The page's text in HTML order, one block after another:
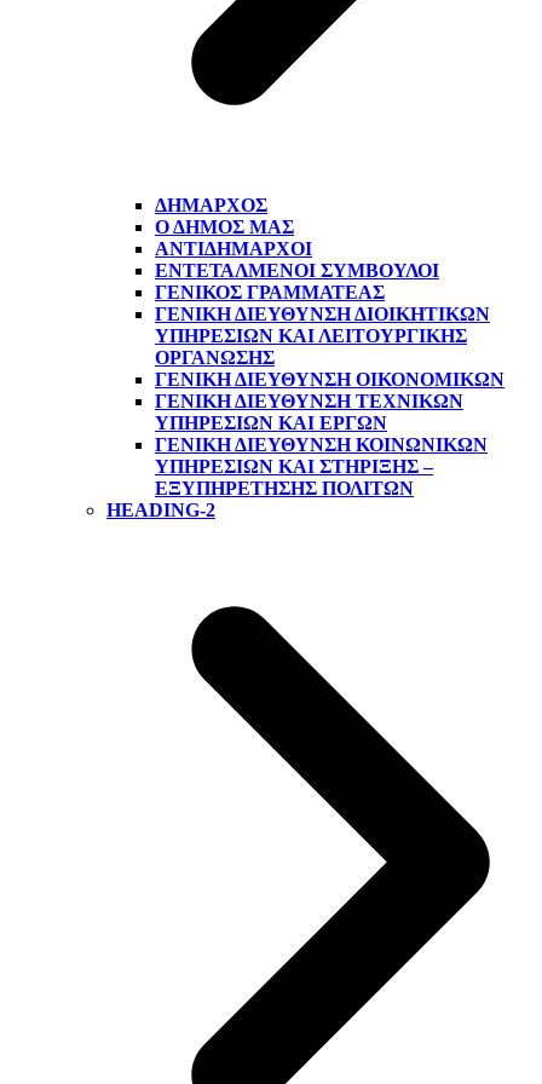
ΔΉΜΑΡΧΟΣ
Ο ΔΗΜΟΣ ΜΑΣ
ΑΝΤΙΔΉΜΑΡΧΟΙ
ΕΝΤΕΤΑΛΜΈΝΟΙ ΣΎΜΒΟΥΛΟΙ
ΓΕΝΙΚΌΣ ΓΡΑΜΜΑΤΈΑΣ
ΓΕΝΙΚΉ ΔΙΕΎΘΥΝΣΗ ΔΙΟΙΚΗΤΙΚΏΝ
ΥΠΗΡΕΣΙΏΝ ΚΑΙ ΛΕΙΤΟΥΡΓΙΚΉΣ
ΟΡΓΆΝΩΣΗΣ
ΓΕΝΙΚΉ ΔΙΕΎΘΥΝΣΗ ΟΙΚΟΝΟΜΙΚΏΝ
ΓΕΝΙΚΉ ΔΙΕΎΘΥΝΣΗ ΤΕΧΝΙΚΏΝ
ΥΠΗΡΕΣΙΏΝ ΚΑΙ ΈΡΓΩΝ
ΓΕΝΙΚΉ ΔΙΕΎΘΥΝΣΗ ΚΟΙΝΩΝΙΚΏΝ
ΥΠΗΡΕΣΙΏΝ ΚΑΙ ΣΤΉΡΙΞΗΣ –
ΕΞΥΠΗΡΈΤΗΣΗΣ ΠΟΛΙΤΏΝ
HEADING-2